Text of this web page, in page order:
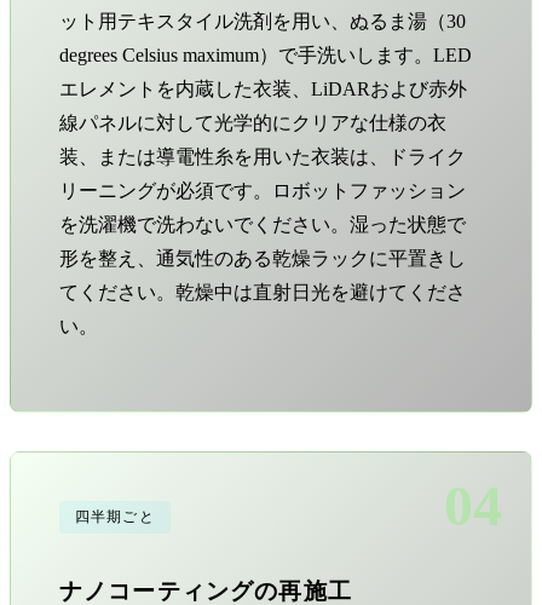
ット用テキスタイル洗剤を用い、ぬるま湯（30
degrees Celsius maximum）で手洗いします。LED
エレメントを内蔵した衣装、LiDARおよび赤外
線パネルに対して光学的にクリアな仕様の衣
装、または導電性糸を用いた衣装は、ドライク
リーニングが必須です。ロボットファッション
を洗濯機で洗わないでください。湿った状態で
形を整え、通気性のある乾燥ラックに平置きし
てください。乾燥中は直射日光を避けてくださ
い。
04
四半期ごと
ナノコーティングの再施工